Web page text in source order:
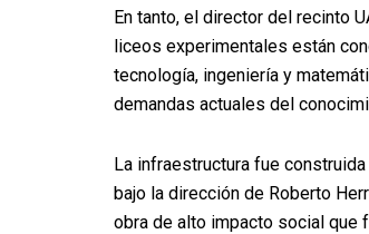
En tanto, el director del recinto
liceos experimentales están
tecnología, ingeniería y
demandas actuales del
La infraestructura fue
bajo la dirección de Roberto
obra de alto impacto social que